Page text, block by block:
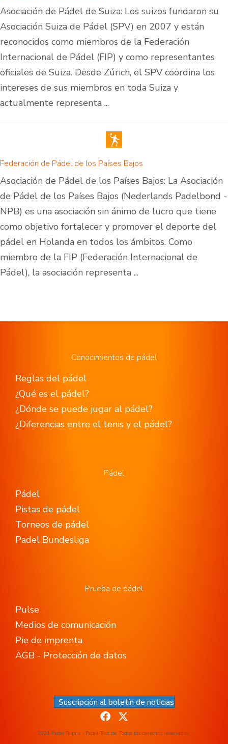
Asociación de Pádel de Suiza: Los suizos fundaron su
Asociación Suiza de Pádel (SPV) en 2007 y están
reconocidos como miembros de la Federación
Internacional de Pádel (FIP) y como representantes
oficiales de Suiza. Desde Zúrich, el SPV coordina los
intereses de sus miembros en toda Suiza y
actualmente representa ...
Federación de Pádel de los Países Bajos
Asociación de Pádel de los Países Bajos: La Asociación
de Pádel de los Países Bajos (Nederlands Padelbond -
NPB) es una asociación sin ánimo de lucro que tiene
como objetivo fortalecer y promover el deporte del
pádel en Holanda en todos los ámbitos. Como
miembro de la FIP (Federación Internacional de
Pádel), la asociación representa ...
Conocimientos de pádel
Reglas del pádel
¿Qué es el pádel?
¿Dónde se puede jugar al pádel?
¿Diferencias entre el tenis y el pádel?
Pádel
Pádel
Pistas de pádel
Torneos de pádel
Padel Bundesliga
Prueba de pádel
Pulse
Medios de comunicación
Pie de imprenta
AGB - Protección de datos
Suscripción al boletín de noticias
2024 Padel Tennis - Padel-Test.de. Todos los derechos reservados.